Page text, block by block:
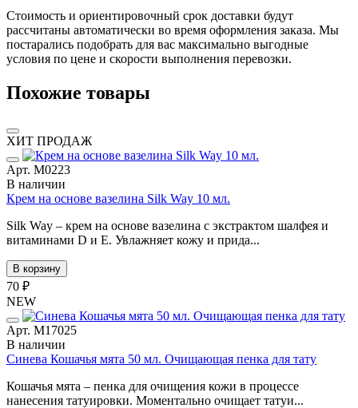
Стоимость и ориентировочный срок доставки будут
рассчитаны автоматически во время оформления заказа. Мы
постарались подобрать для вас максимально выгодные
условия по цене и скорости выполнения перевозки.
Похожие товары
ХИТ ПРОДАЖ
Арт. М0223
В наличии
Крем на основе вазелина Silk Way 10 мл.
Silk Way – крем на основе вазелина с экстрактом шалфея и
витаминами D и E. Увлажняет кожу и прида...
В корзину
70 ₽
NEW
Арт. М17025
В наличии
Синева Кошачья мята 50 мл. Очищающая пенка для тату
Кошачья мята – пенка для очищения кожи в процессе
нанесения татуировки. Моментально очищает татуи...